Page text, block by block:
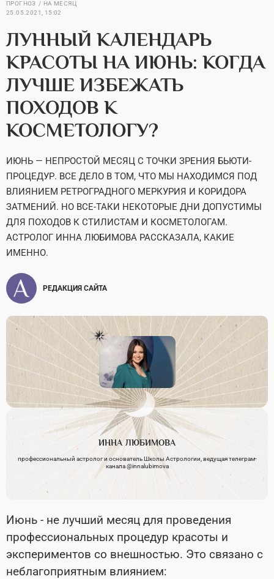
ПРОГНОЗ
НА МЕСЯЦ
25.05.2021, 15:02
ЛУННЫЙ КАЛЕНДАРЬ
КРАСОТЫ НА ИЮНЬ: КОГДА
ЛУЧШЕ ИЗБЕЖАТЬ
ПОХОДОВ К
КОСМЕТОЛОГУ?
ИЮНЬ — НЕПРОСТОЙ МЕСЯЦ С ТОЧКИ ЗРЕНИЯ БЬЮТИ-
ПРОЦЕДУР. ВСЕ ДЕЛО В ТОМ, ЧТО МЫ НАХОДИМСЯ ПОД
ВЛИЯНИЕМ РЕТРОГРАДНОГО МЕРКУРИЯ И КОРИДОРА
ЗАТМЕНИЙ. НО ВСЕ-ТАКИ НЕКОТОРЫЕ ДНИ ДОПУСТИМЫ
ДЛЯ ПОХОДОВ К СТИЛИСТАМ И КОСМЕТОЛОГАМ.
АСТРОЛОГ ИННА ЛЮБИМОВА РАССКАЗАЛА, КАКИЕ
ИМЕННО.
РЕДАКЦИЯ САЙТА
ИННА ЛЮБИМОВА
профессиональный астролог и основатель Школы Астрологии, ведущая телеграм-
канала @innalubimova
Июнь - не лучший месяц для проведения
профессиональных процедур красоты и
экспериментов со внешностью. Это связано с
неблагоприятным влиянием: